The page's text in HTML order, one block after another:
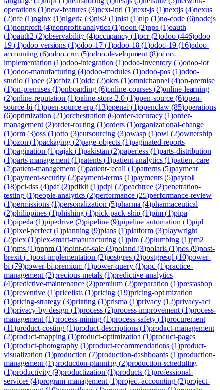
operations (1)new-features (3)next-intl (1)next-js (1)nextjs (4)nexus
(2)nfe (1)nginx (1)nigeria (3)nis2 (1)nist (1)nlp (1)no-code (6)nodejs
(1)nonprofit (4)nonprofit-analytics (1)noon (2)nps (1)oauth
(1)oauth2 (2)observability (4)occupancy (1)ocr(2)odoo (446)odoo
19 (1)odoo versions (1)odoo-17 (1)odoo-18 (1)odoo-19 (16)odoo-
accounting (6)odoo-crm (5)odoo-development (8)odoo-
implementation (1)odoo-integration (1)odoo-inventory (5)odoo-iot
(1)odoo-manufacturing (4)odoo-modules (1)odoo-pos (1)odoo-
studio (1)oee (2)ofbiz (1)oidc (2)okrs (1)omnichannel (4)on-premise
(1)on-premises (1)onboarding (6)online-courses (2)online-learning
(2)online-reputation (1)online-store-2.0 (1)open-source (6)open-
source-bi (1)open-source-erp (13)openai (1)openclaw (85)operations
(6)optimization (21)orchestration (6)order-accuracy (1)order-
management (2)order-routing (1)orders (1)organizational-change
(1)orm (3)oss (1)otto (3)outsourcing (3)owasp (1)owl (2)ownership
(1)ozon (1)packaging (2)page-objects (1)paginated-reports
(1)pagination (1)pajak (1)pakistan (2)paperless (1)parts-distribution
(1)parts-management (1)patents (1)patient-analytics (1)patient-care
(2)patient-management (1)patient-recall (1)patterns (5)payment
(1)payment-security (2)payment-terms (1)payments (5)payroll
(18)pci-dss (4)pdf(2)pdfkit (1)pdpl (2)peachtree (2)penetration-
testing (1)people-analytics (2)performance (25)performance-review
(1)permissions (1)personalization (5)pharma (4)pharmaceutical
(2)philippines (1)phishing (1)pick-pack-ship (1)pim (1)pipa
(1)pipeda (1)pipedrive (2)pipeline (9)pipeline-automation (1)pipl
(1)pixel-perfect (1)planning (9)plans (1)platform (3)playwright
(2)plex (1)plex-smart-manufacturing (1)plm (2)plumbing (1)pm2
(1)pms (1)pnpm (1)point-of-sale (3)poland (3)polaris (1)pos (9)post-
brexit (1)post-implementation (2)postgres (2)postgresql (10)power-
bi (79)power-bi-premium (1)power-query (1)ppc (1)practice-
management (2)precious-metals (1)predictive-analytics
(4)predictive-maintenance (2)premium (2)preparation (1)prestashop
(1)preventive (1)pricelists (1)pricing (19)pricing-optimization
(1)pricing-strategy (3)printing (1)prisma (1)privacy (12)privacy-act
(1)privacy-by-design (1)process (2)process-improvement (1)process-
management (1)process-mining (1)process-safety (1)procurement
(11)product-costing (1)product-descriptions (1)product-management
(2)product-mapping (1)product-optimization (1)product-pages
(1)product-photography (1)product-recommendations (1)product-
visualization (1)production (7)production-dashboards (1)production-
management (1)production-planning (2)production-scheduling
(1)productivity (9)productization (1)products (1)professional-
services (4)program-management (1)project-accounting (2)project-